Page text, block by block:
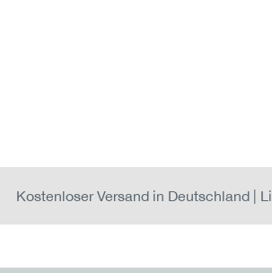
Kostenloser Versand in Deutschland |